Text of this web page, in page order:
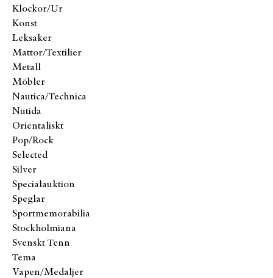
Klockor/Ur
Konst
Leksaker
Mattor/Textilier
Metall
Möbler
Nautica/Technica
Nutida
Orientaliskt
Pop/Rock
Selected
Silver
Specialauktion
Speglar
Sportmemorabilia
Stockholmiana
Svenskt Tenn
Tema
Vapen/Medaljer